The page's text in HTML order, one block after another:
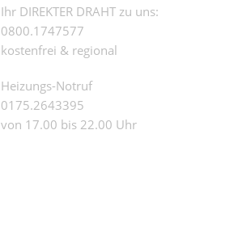
Ihr DIREKTER DRAHT zu uns:
0800.1747577
kostenfrei & regional
Heizungs-Notruf
0175.2643395
von 17.00 bis 22.00 Uhr